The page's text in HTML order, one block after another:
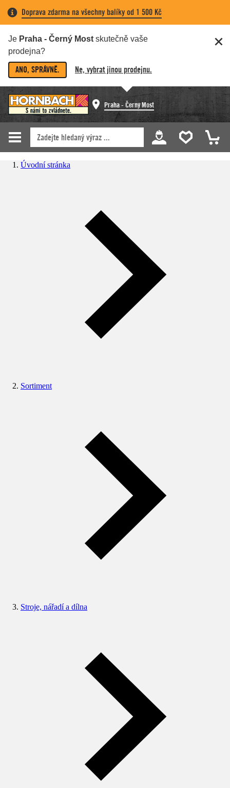
Doprava zdarma na všechny balíky od 1 500 Kč
Je Praha - Černý Most skutečně vaše
prodejna?
ANO, SPRÁVNĚ. Ne, vybrat jinou prodejnu.
Praha - Černý Most
Úvodní stránka
Sortiment
Stroje, nářadí a dílna